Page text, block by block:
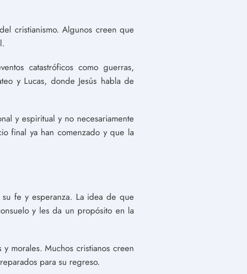
cristianismo. Algunos creen que
catastróficos como guerras,
y Lucas, donde Jesús habla de
y espiritual y no necesariamente
final ya han comenzado y que la
su fe y esperanza. La idea de que
y les da un propósito en la
morales. Muchos cristianos creen
para su regreso.